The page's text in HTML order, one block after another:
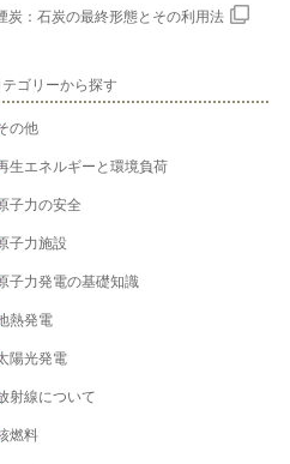
炭：石炭の最終形態とその利用法
テゴリーから探す
の他
生エネルギーと環境負荷
子力の安全
子力施設
子力発電の基礎知識
熱発電
陽光発電
射線について
燃料